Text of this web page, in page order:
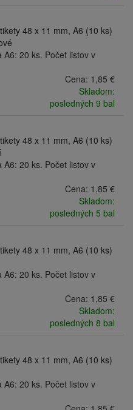
48 x 11 mm, A6 (10 ks)
A6: 20 ks. Počet listov v
Cena: 1,85 €
Skladom:
posledných 9 bal
48 x 11 mm, A6 (10 ks)
A6: 20 ks. Počet listov v
Cena: 1,85 €
Skladom:
posledných 5 bal
48 x 11 mm, A6 (10 ks)
A6: 20 ks. Počet listov v
Cena: 1,85 €
Skladom:
posledných 8 bal
48 x 11 mm, A6 (10 ks)
A6: 20 ks. Počet listov v